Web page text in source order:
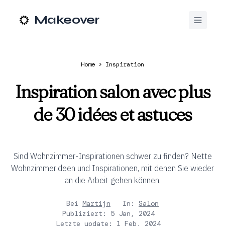
Makeover
Home > Inspiration
Inspiration salon avec plus
de 30 idées et astuces
Sind Wohnzimmer-Inspirationen schwer zu finden? Nette
Wohnzimmerideen und Inspirationen, mit denen Sie wieder
an die Arbeit gehen können.
Bei Martijn In:
Salon
Publiziert: 5 Jan, 2024
Letzte update: 1 Feb, 2024